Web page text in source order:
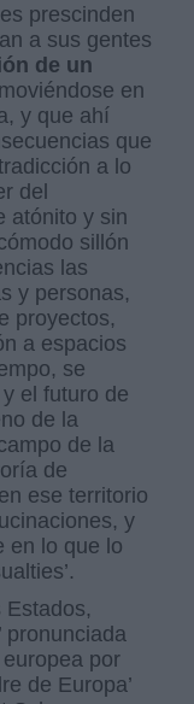
prescinden
a sus gentes
de un
en
y que ahí
que
a lo
del
atónito y sin
sillón
las
y personas,
proyectos,
a espacios
se
el futuro de
de la
de la
de
ese territorio
y
en lo que lo
Estados,
pronunciada
por
de Europa’